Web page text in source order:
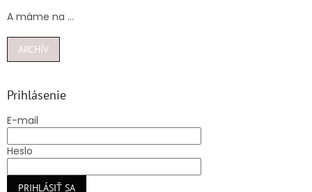
A máme na ...
ARCHÍV
Prihlásenie
E-mail
Heslo
PRIHLÁSIŤ SA